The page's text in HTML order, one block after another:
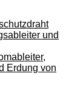
und
Erdung von